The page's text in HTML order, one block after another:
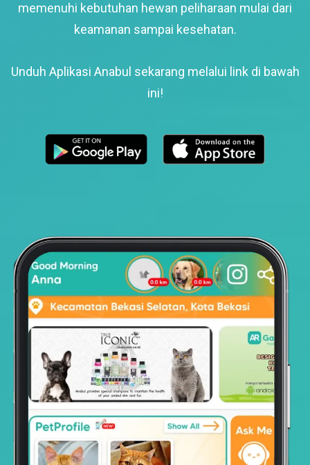
memenuhi kebutuhan hewan peliharaan mulai dari
keamanan sampai kesehatan.
Unduh Aplikasi Anabul sekarang melalui link di bawah
ini!